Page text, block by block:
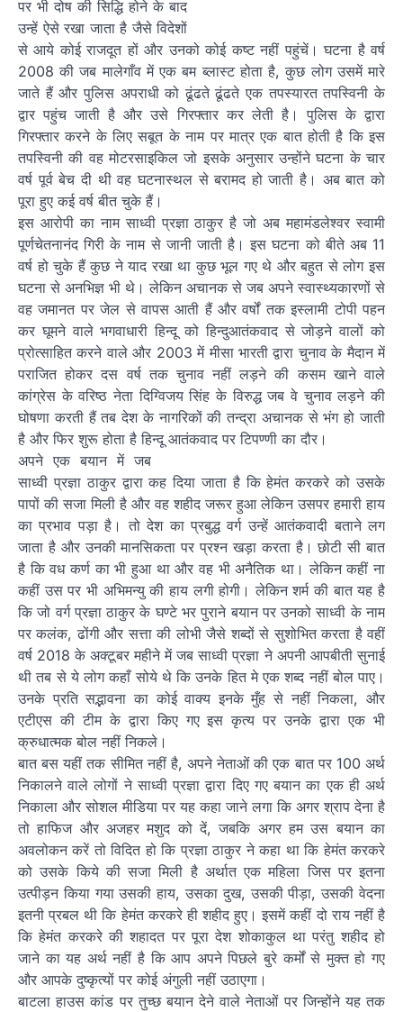
पर भी दोष की सिद्धि होने के बाद
उन्हें ऐसे रखा जाता है जैसे विदेशों
से आये कोई राजदूत हों और उनको कोई कष्ट नहीं पहुंचें। घटना है वर्ष
2008 की जब मालेगाँव में एक बम ब्लास्ट होता है, कुछ लोग उसमें मारे
जाते हैं और पुलिस अपराधी को ढूंढते ढूंढते एक तपस्यारत तपस्विनी के
द्वार पहुंच जाती है और उसे गिरफ्तार कर लेती है। पुलिस के द्वारा
गिरफ्तार करने के लिए सबूत के नाम पर मात्र एक बात होती है कि इस
तपस्विनी की वह मोटरसाइकिल जो इसके अनुसार उन्होंने घटना के चार
वर्ष पूर्व बेच दी थी वह घटनास्थल से बरामद हो जाती है। अब बात को
पूरा हुए कई वर्ष बीत चुके हैं।
इस आरोपी का नाम साध्वी प्रज्ञा ठाकुर है जो अब महामंडलेश्वर स्वामी
पूर्णचेतनानंद गिरी के नाम से जानी जाती है। इस घटना को बीते अब 11
वर्ष हो चुके हैं कुछ ने याद रखा था कुछ भूल गए थे और बहुत से लोग इस
घटना से अनभिज्ञ भी थे। लेकिन अचानक से जब अपने स्वास्थ्यकारणों से
वह जमानत पर जेल से वापस आती हैं और वर्षों तक इस्लामी टोपी पहन
कर घूमने वाले भगवाधारी हिन्दू को हिन्दुआतंकवाद से जोड़ने वालों को
प्रोत्साहित करने वाले और 2003 में मीसा भारती द्वारा चुनाव के मैदान में
पराजित होकर दस वर्ष तक चुनाव नहीं लड़ने की कसम खाने वाले
कांग्रेस के वरिष्ठ नेता दिग्विजय सिंह के विरुद्ध जब वे चुनाव लड़ने की
घोषणा करती हैं तब देश के नागरिकों की तन्द्रा अचानक से भंग हो जाती
है और फिर शुरू होता है हिन्दू आतंकवाद पर टिपण्णी का दौर।
अपने एक बयान में जब
साध्वी प्रज्ञा ठाकुर द्वारा कह दिया जाता है कि हेमंत करकरे को उसके
पापों की सजा मिली है और वह शहीद जरूर हुआ लेकिन उसपर हमारी हाय
का प्रभाव पड़ा है। तो देश का प्रबुद्ध वर्ग उन्हें आतंकवादी बताने लग
जाता है और उनकी मानसिकता पर प्रश्न खड़ा करता है। छोटी सी बात
है कि वध कर्ण का भी हुआ था और वह भी अनैतिक था। लेकिन कहीं ना
कहीं उस पर भी अभिमन्यु की हाय लगी होगी। लेकिन शर्म की बात यह है
कि जो वर्ग प्रज्ञा ठाकुर के घण्टे भर पुराने बयान पर उनको साध्वी के नाम
पर कलंक, ढोंगी और सत्ता की लोभी जैसे शब्दों से सुशोभित करता है वहीं
वर्ष 2018 के अक्टूबर महीने में जब साध्वी प्रज्ञा ने अपनी आपबीती सुनाई
थी तब से ये लोग कहाँ सोये थे कि उनके हित मे एक शब्द नहीं बोल पाए।
उनके प्रति सद्भावना का कोई वाक्य इनके मुँह से नहीं निकला, और
एटीएस की टीम के द्वारा किए गए इस कृत्य पर उनके द्वारा एक भी
क्रुधात्मक बोल नहीं निकले।
बात बस यहीं तक सीमित नहीं है, अपने नेताओं की एक बात पर 100 अर्थ
निकालने वाले लोगों ने साध्वी प्रज्ञा द्वारा दिए गए बयान का एक ही अर्थ
निकाला और सोशल मीडिया पर यह कहा जाने लगा कि अगर श्राप देना है
तो हाफिज और अजहर मशुद को दें, जबकि अगर हम उस बयान का
अवलोकन करें तो विदित हो कि प्रज्ञा ठाकुर ने कहा था कि हेमंत करकरे
को उसके किये की सजा मिली है अर्थात एक महिला जिस पर इतना
उत्पीड़न किया गया उसकी हाय, उसका दुख, उसकी पीड़ा, उसकी वेदना
इतनी प्रबल थी कि हेमंत करकरे ही शहीद हुए। इसमें कहीं दो राय नहीं है
कि हेमंत करकरे की शहादत पर पूरा देश शोकाकुल था परंतु शहीद हो
जाने का यह अर्थ नहीं है कि आप अपने पिछले बुरे कर्मों से मुक्त हो गए
और आपके दुष्कृत्यों पर कोई अंगुली नहीं उठाएगा।
बाटला हाउस कांड पर तुच्छ बयान देने वाले नेताओं पर जिन्होंने यह तक